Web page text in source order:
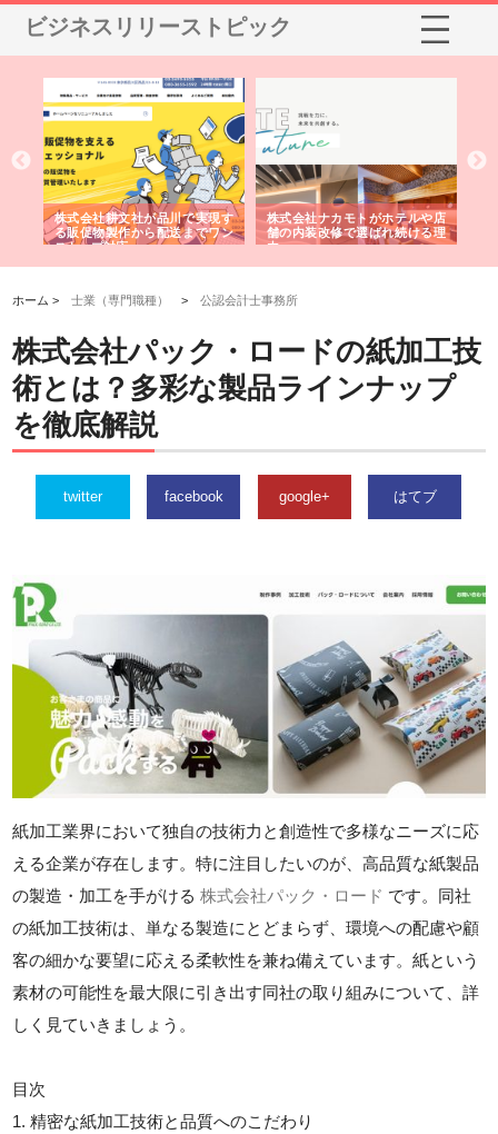
ビジネスリリーストピック
株式会社耕文社が品川で実現す
る販促物製作から配送までワン
ストップ対応
株式会社ナカモトがホテルや店
舗の内装改修で選ばれ続ける理
由
ホーム >士業（専門職種） >公認会計士事務所
株式会社パック・ロードの紙加工技
術とは？多彩な製品ラインナップ
を徹底解説
twitter facebook google+ はてブ
紙加工業界において独自の技術力と創造性で多様なニーズに応
える企業が存在します。特に注目したいのが、高品質な紙製品
の製造・加工を手がける株式会社パック・ロード です。同社
の紙加工技術は、単なる製造にとどまらず、環境への配慮や顧
客の細かな要望に応える柔軟性を兼ね備えています。紙という
素材の可能性を最大限に引き出す同社の取り組みについて、詳
しく見ていきましょう。
目次
1. 精密な紙加工技術と品質へのこだわり